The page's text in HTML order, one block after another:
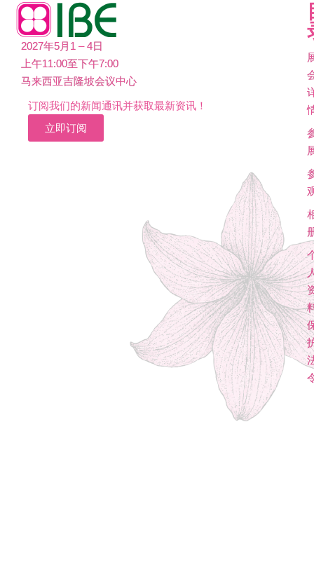
2027年5月1 – 4日
上午11:00至下午7:00
马来西亚吉隆坡会议中心
订阅我们的新闻通讯并获取最新资讯！
立即订阅